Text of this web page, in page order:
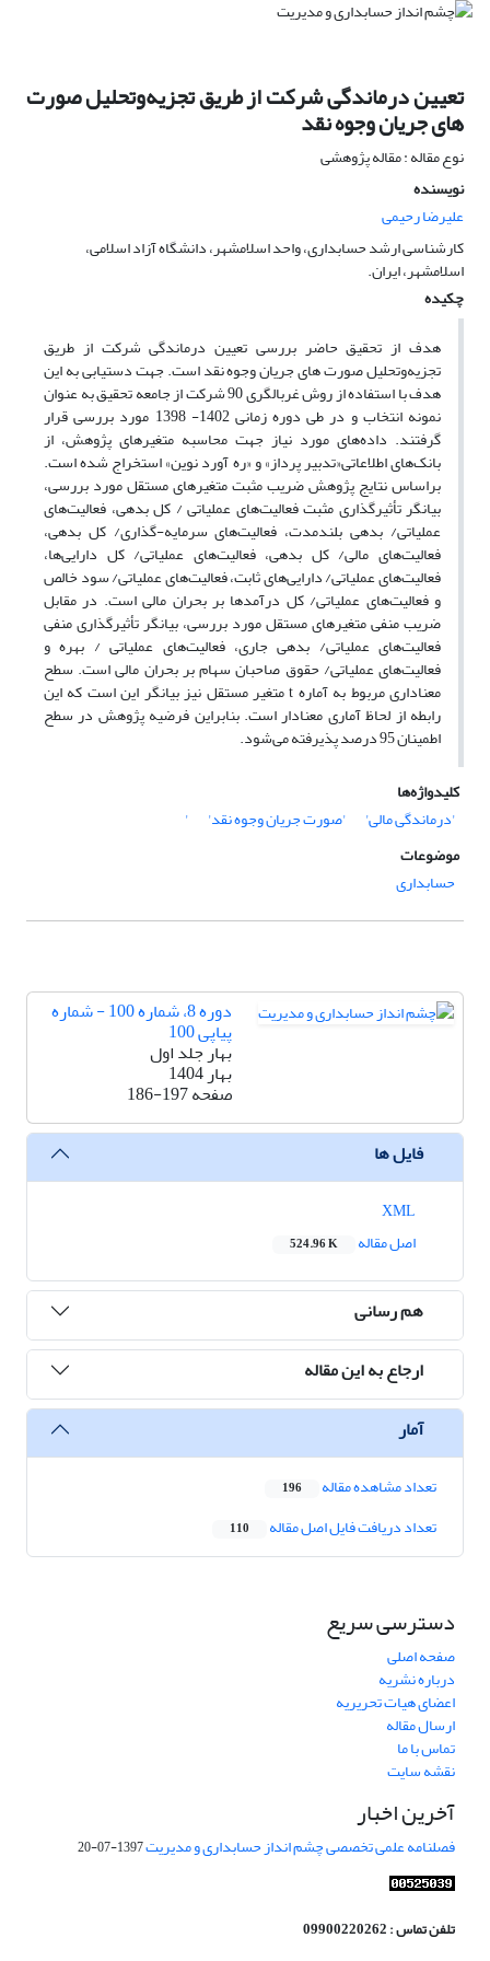
تعیین درماندگی شرکت از طریق تجزیه‌وتحلیل صورت
های جریان وجوه نقد
نوع مقاله : مقاله پژوهشی
نویسنده
علیرضا رحیمی
کارشناسی ارشد حسابداری، واحد اسلامشهر، دانشگاه آزاد اسلامی،
اسلامشهر، ایران.
چکیده
هدف از تحقیق حاضر بررسی تعیین درماندگی شرکت از طریق
تجزیه‌وتحلیل صورت های جریان وجوه نقد است. جهت دستیابی به این
هدف با استفاده از روش غربالگری 90 شرکت از جامعه تحقیق به عنوان
نمونه انتخاب و در طی دوره زمانی 1402- 1398 مورد بررسی قرار
گرفتند. داده‌های مورد نیاز جهت محاسبه متغیر‌های پژوهش، از
بانک‌های اطلاعاتی«تدبیر پرداز» و «ره آورد نوین» استخراج شده است.
براساس نتایج پژوهش ضریب مثبت متغیرهای مستقل مورد بررسی،
بیانگر تأثیرگذاری مثبت فعالیت‌های عملیاتی / کل بدهی، فعالیت‌های
عملیاتی/ بدهی بلندمدت، فعالیت‌های سرمایه-گذاری/ کل بدهی،
فعالیت‌های مالی/ کل بدهی، فعالیت‌های عملیاتی/ کل دارایی‌ها،
فعالیت‌های عملیاتی/ دارایی‌های ثابت، فعالیت‌های عملیاتی/ سود خالص
و فعالیت‌های عملیاتی/ کل درآمدها بر بحران مالی است. در مقابل
ضریب منفی متغیرهای مستقل مورد بررسی، بیانگر تأثیرگذاری منفی
فعالیت‌های عملیاتی/ بدهی جاری، فعالیت‌های عملیاتی / بهره و
فعالیت‌های عملیاتی/ حقوق صاحبان سهام بر بحران مالی است. سطح
معناداری مربوط به آماره‌ t متغیر مستقل نیز بیانگر این است که این
رابطه از لحاظ آماری معنادار است. بنابراین فرضیه پژوهش در سطح
اطمینان 95 درصد پذیرفته می‌شود.
کلیدواژه‌ها
'درماندگی مالی'
'صورت جریان وجوه نقد'
'
موضوعات
حسابداری
دوره 8، شماره 100 - شماره
پیاپی 100
بهار جلد اول
بهار 1404
صفحه186-197
فایل ها
اصل مقاله
524.96 K
هم رسانی
ارجاع به این مقاله
آمار
تعداد مشاهده مقاله 196
تعداد دریافت فایل اصل مقاله 110
دسترسی سریع
صفحه اصلی
درباره نشریه
اعضای هیات تحریریه
ارسال مقاله
تماس با ما
نقشه سایت
آخرین اخبار
فصلنامه علمی تخصصی چشم انداز حسابداری و مدیریت1397-07-20
تلفن تماس : 09900220262